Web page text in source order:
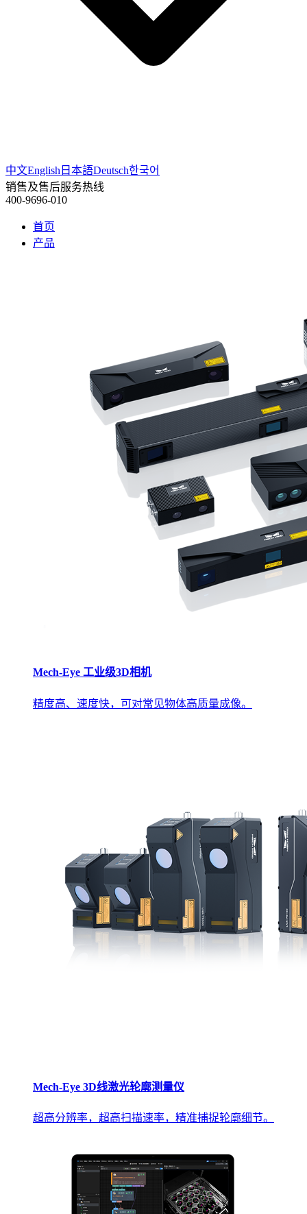
中文English 日本語Deutsch한국어
销售及售后服务热线
400-9696-010
首页
产品
Mech-Eye 工业级3D相机
精度高、速度快，可对常见物体高质量成像。
Mech-Eye 3D线激光轮廓测量仪
超高分辨率，超高扫描速率，精准捕捉轮廓细节。